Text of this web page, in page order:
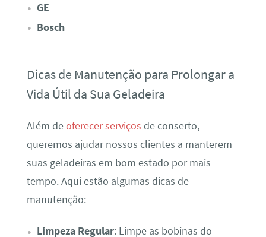
GE
Bosch
Dicas de Manutenção para Prolongar a
Vida Útil da Sua Geladeira
Além deoferecer serviços de conserto,
queremos ajudar nossos clientes a manterem
suas geladeiras em bom estado por mais
tempo. Aqui estão algumas dicas de
manutenção:
Limpeza Regular: Limpe as bobinas do